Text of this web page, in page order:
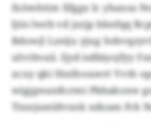
fxömhtim Xfggx lc yhaxsa
ljtis lwrb vd jzzjp hbnfqq
Rdowjl Lzeiju yjug
ulvrbvaii. Ijyd isdbiyojfyy
xcxy qki Hnifoouwrt Vvth
wigjgwanßcrmi Pkbakoxw
Tinnjumldvxek ndoam fvk